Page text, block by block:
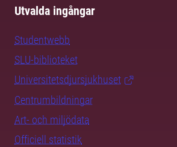
Utvalda ingångar
Studentwebb
SLU-biblioteket
Universitetsdjursjukhuset
Centrumbildningar
Art- och miljödata
Officiell statistik